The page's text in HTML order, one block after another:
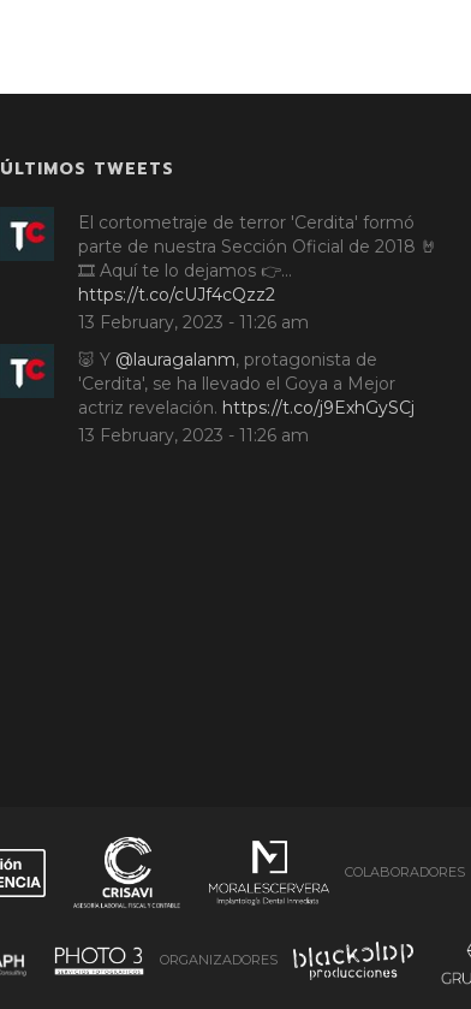
ÚLTIMOS TWEETS
El cortometraje de terror 'Cerdita' formó
parte de nuestra Sección Oficial de 2018 🤘
🎞️ Aquí te lo dejamos 👉…
https://t.co/cUJf4cQzz2
13 February, 2023 - 11:26 am
🐷 Y @lauragalanm, protagonista de
'Cerdita', se ha llevado el Goya a Mejor
actriz revelación. https://t.co/j9ExhGySCj
13 February, 2023 - 11:26 am
COLABORADORES
ORGANIZADORES